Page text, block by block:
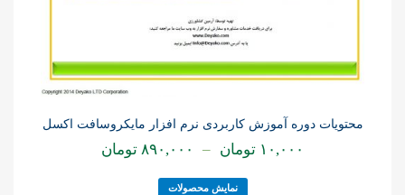
محتویات دوره آموزش کاربردی نرم افزار مایکروسافت اکسل
۱۰,۰۰۰ تومان – ۸۹۰,۰۰۰ تومان
نمایش محصولات